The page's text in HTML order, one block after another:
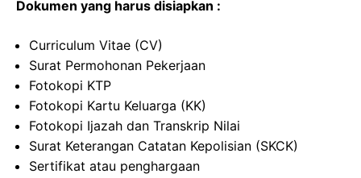
Dokumen yang harus disiapkan :
Curriculum Vitae (CV)
Surat Permohonan Pekerjaan
Fotokopi KTP
Fotokopi Kartu Keluarga (KK)
Fotokopi Ijazah dan Transkrip Nilai
Surat Keterangan Catatan Kepolisian (SKCK)
Sertifikat atau penghargaan